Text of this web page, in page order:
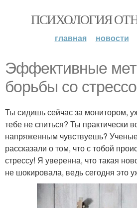
ПСИХОЛОГИЯ
главная новости
Эффективные
борьбы со
Ты сидишь сейчас за монитором,
тебе не спиться? Ты практически
напряженным чувствуешь?
рассказали о том, что с тобой
стрессу! Я уверенна, что такая
не шокировала, ведь сегодня это